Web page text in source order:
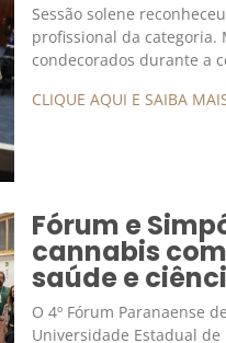
Sessão solene
profissional da categoria.
condecorados durante a
CLIQUE AQUI E SAIBA
Fórum e
cannabis
saúde e
O 4º Fórum Paranaense
Universidade Estadual